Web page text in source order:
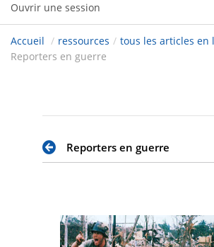
Ouvrir une session
Accueil / ressources / tous les articles en
Reporters en guerre
Reporters en guerre